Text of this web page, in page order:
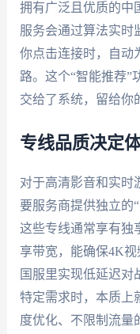
拥有广泛且优质的中
服务会通过算法实时
你点击连接时，自动
路。这个“智能推荐”
交给了系统，留给你
专线品质决定
对于高清影音和实时
要服务商提供独立的
这些专线通常享有独
享带宽，能确保4K视
国服里实现低延迟对
特定需求时，本质上
度优化、不限制流量